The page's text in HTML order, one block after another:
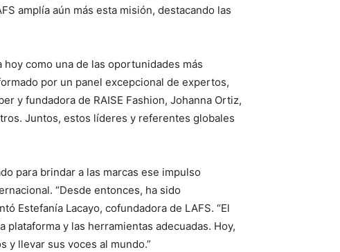
amplía aún más esta misión, destacando las
como una de las oportunidades más
por un panel excepcional de expertos,
y fundadora de RAISE Fashion, Johanna Ortiz,
Juntos, estos líderes y referentes globales
para brindar a las marcas ese impulso
“Desde entonces, ha sido
Estefanía Lacayo, cofundadora de LAFS. “El
y las herramientas adecuadas. Hoy,
y llevar sus voces al mundo.”